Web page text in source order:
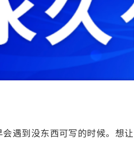
遇到没东西可写的时候。想